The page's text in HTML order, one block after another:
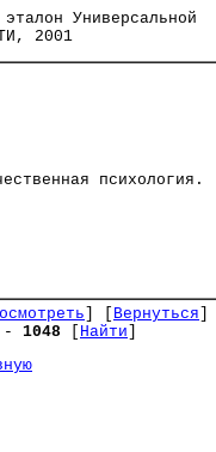
Универсальной
2001
психология.
Вернуться
- 1048 Найти